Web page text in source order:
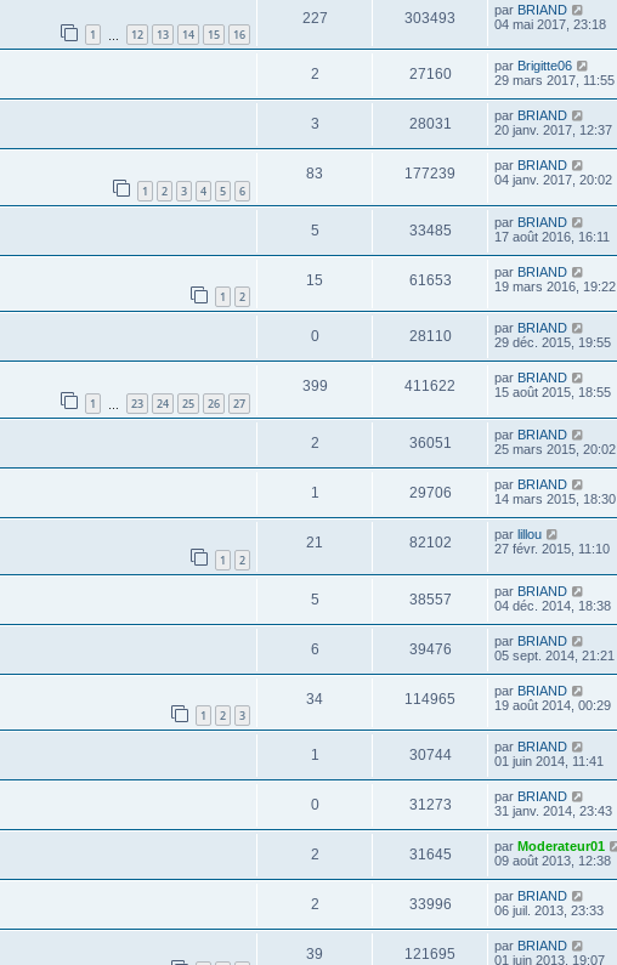
1 12 13 14 15 16
227 303493 par BRIAND
04 mai 2017, 23:18
2 27160 par Brigitte06
29 mars 2017, 11:55
3 28031 par BRIAND
20 janv. 2017, 12:37
1 2 3 4 5 6
83 177239 par BRIAND
04 janv. 2017, 20:02
5 33485 par BRIAND
17 août 2016, 16:11
1 2
15 61653 par BRIAND
19 mars 2016, 19:22
0 28110 par BRIAND
29 déc. 2015, 19:55
1 23 24 25 26 27
399 411622 par BRIAND
15 août 2015, 18:55
2 36051 par BRIAND
25 mars 2015, 20:02
1 29706 par BRIAND
14 mars 2015, 18:30
1 2
21 82102 par lillou
27 févr. 2015, 11:10
5 38557 par BRIAND
04 déc. 2014, 18:38
6 39476 par BRIAND
05 sept. 2014, 21:21
1 2 3
34 114965 par BRIAND
19 août 2014, 00:29
1 30744 par BRIAND
01 juin 2014, 11:41
0 31273 par BRIAND
31 janv. 2014, 23:43
2 31645 par Moderateur01
09 août 2013, 12:38
2 33996 par BRIAND
06 juil. 2013, 23:33
39 121695 par BRIAND
01 juin 2013, 19:07